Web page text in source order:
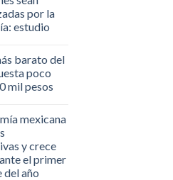
por la
estudio
barato del
poco
mil pesos
mexicana
y crece
el primer
año